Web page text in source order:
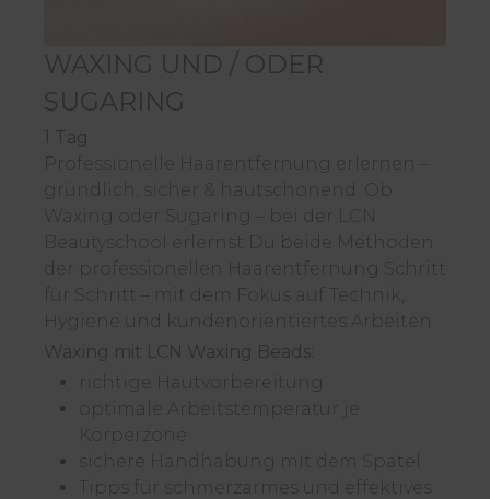
WAXING UND / ODER
SUGARING
1 Tag
Professionelle Haarentfernung erlernen –
gründlich, sicher & hautschonend.
Waxing oder Sugaring – bei der LCN
Beautyschool erlernst Du beide Methoden
der professionellen Haarentfernung Schritt
für Schritt – mit dem Fokus auf Technik,
Hygiene und kundenorientiertes Arbeiten.
Waxing mit LCN Waxing Beads:
richtige Hautvorbereitung
optimale Arbeitstemperatur je
Körperzone
sichere Handhabung mit dem Spatel
Tipps für schmerzarmes und effektives